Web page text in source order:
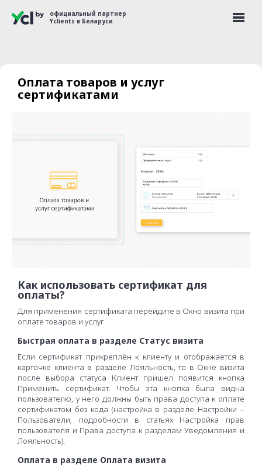
официальный партнер
Yclients в Беларуси
Оплата товаров и услуг
сертификатами
Как использовать сертификат для
оплаты?
Для применения сертификата перейдите в Окно визита при
оплате товаров и услуг.
Быстрая оплата в разделе Статус визита
Если сертификат прикреплён к клиенту и отображается в
карточке клиента в разделе Лояльность, то в Окне визита
после выбора статуса Клиент пришел появится кнопка
Применить сертификат. Чтобы эта кнопка была видна
пользователю, у него должны быть права доступа к оплате
сертификатом без кода (настройка в разделе Настройки –
Пользователи, подробности в статьях Настройка прав
пользователя и Права доступа к разделам Уведомления и
Лояльность).
Оплата в разделе Оплата визита